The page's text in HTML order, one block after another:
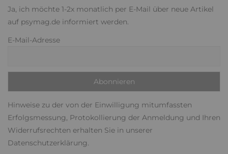
Ja, ich möchte 1-2x monatlich per E-Mail über neue Artikel
auf psymag.de informiert werden.
E-Mail-Adresse
Hinweise zu der von der Einwilligung mitumfassten
Erfolgsmessung, Protokollierung der Anmeldung und Ihren
Widerrufsrechten erhalten Sie in unserer
Datenschutzerklärung.